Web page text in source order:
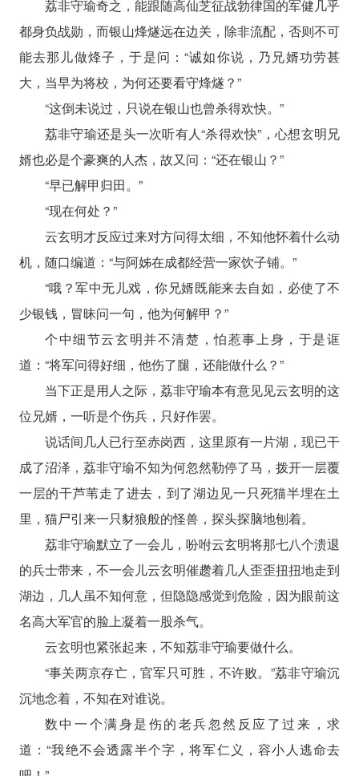
荔非守瑜奇之，能跟随高仙芝征战勃律国的军健几乎
都身负战勋，而银山烽燧远在边关，除非流配，否则不可
能去那儿做烽子，于是问：“诚如你说，乃兄婿功劳甚
大，当早为将校，为何还要看守烽燧？”
“这倒未说过，只说在银山也曾杀得欢快。”
荔非守瑜还是头一次听有人“杀得欢快”，心想玄明兄
婿也必是个豪爽的人杰，故又问：“还在银山？”
“早已解甲归田。”
“现在何处？”
云玄明才反应过来对方问得太细，不知他怀着什么动
机，随口编道：“与阿姊在成都经营一家饮子铺。”
“哦？军中无儿戏，你兄婿既能来去自如，必使了不
少银钱，冒昧问一句，他为何解甲？”
个中细节云玄明并不清楚，怕惹事上身，于是诓
道：“将军问得好细，他伤了腿，还能做什么？”
当下正是用人之际，荔非守瑜本有意见见云玄明的这
位兄婿，一听是个伤兵，只好作罢。
说话间几人已行至赤岗西，这里原有一片湖，现已干
成了沼泽，荔非守瑜不知为何忽然勒停了马，拨开一层覆
一层的干芦苇走了进去，到了湖边见一只死猫半埋在土
里，猫尸引来一只豺狼般的怪兽，探头探脑地刨着。
荔非守瑜默立了一会儿，吩咐云玄明将那七八个溃退
的兵士带来，不一会儿云玄明催趱着几人歪歪扭扭地走到
湖边，几人虽不知何意，但隐隐感觉到危险，因为眼前这
名高大军官的脸上凝着一股杀气。
云玄明也紧张起来，不知荔非守瑜要做什么。
“事关两京存亡，官军只可胜，不许败。”荔非守瑜沉
沉地念着，不知在对谁说。
数中一个满身是伤的老兵忽然反应了过来，求
道：“我绝不会透露半个字，将军仁义，容小人逃命去